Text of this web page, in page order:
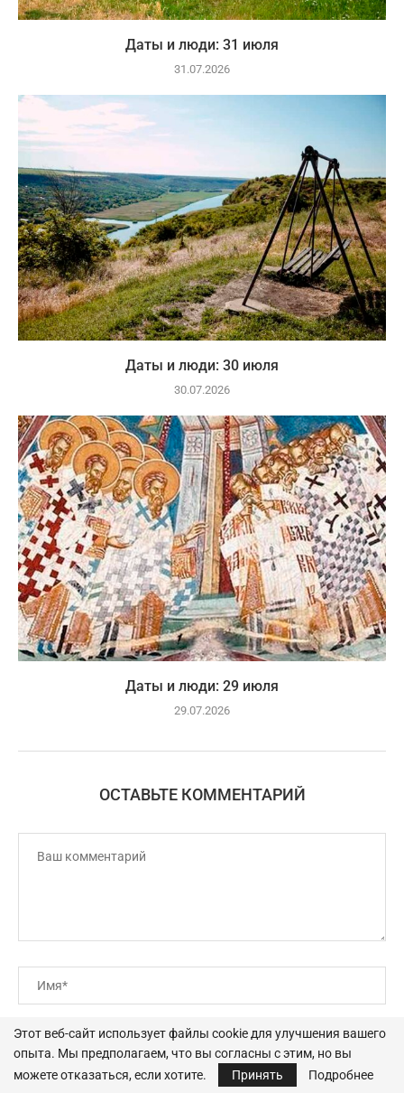
Даты и люди: 31 июля
31.07.2026
Даты и люди: 30 июля
30.07.2026
Даты и люди: 29 июля
29.07.2026
ОСТАВЬТЕ КОММЕНТАРИЙ
Этот веб-сайт использует файлы cookie для улучшения вашего
опыта. Мы предполагаем, что вы согласны с этим, но вы
можете отказаться, если хотите.
Принять Подробнее